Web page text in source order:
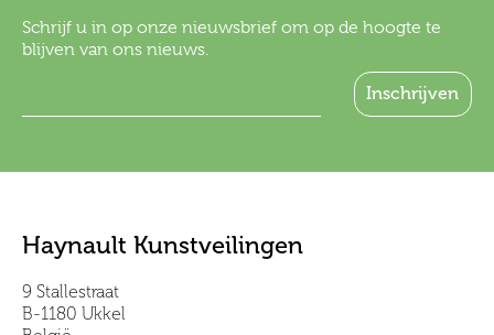
Schrijf u in op onze nieuwsbrief om op de hoogte te
blijven van ons nieuws.
Haynault Kunstveilingen
9 Stallestraat
B-1180 Ukkel